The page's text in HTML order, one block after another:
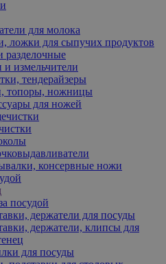
для молока
ложки для сыпучих продуктов
разделочные
и измельчители
тендерайзеры
топоры, ножницы
для ножей
консервные ножи
посудой
держатели для посуды
держатели, клипсы для
для посуды